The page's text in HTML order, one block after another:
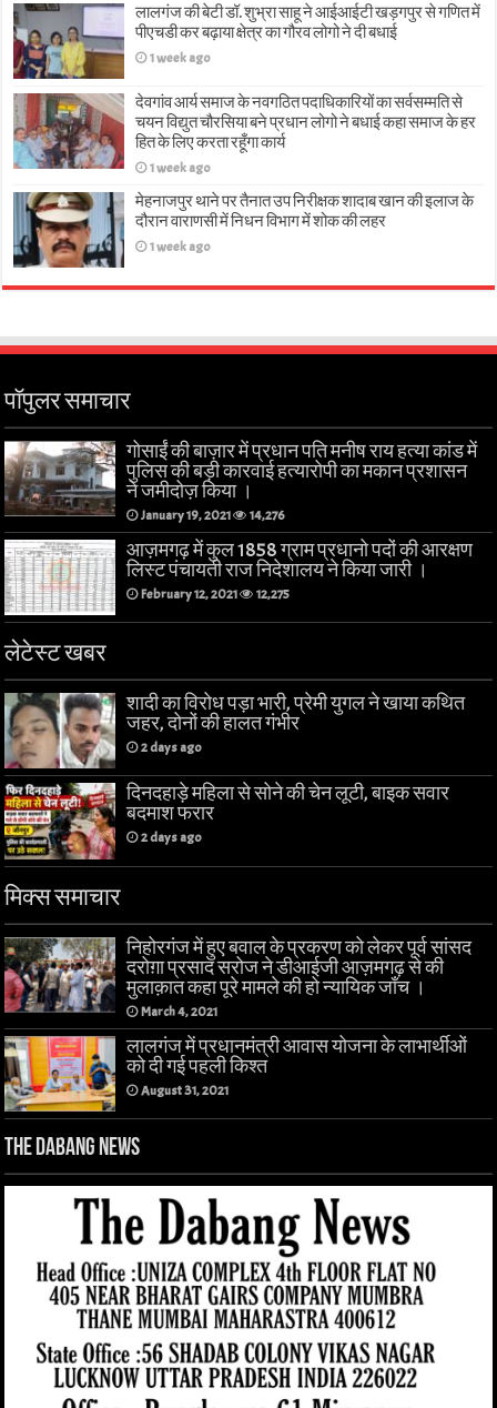
लालगंज की बेटी डॉ. शुभ्रा साहू ने आईआईटी खड़गपुर से गणित में
पीएचडी कर बढ़ाया क्षेत्र का गौरव लोगो ने दी बधाई
1 week ago
देवगांव आर्य समाज के नवगठित पदाधिकारियों का सर्वसम्मति से
चयन विद्युत चौरसिया बने प्रधान लोगो ने बधाई कहा समाज के हर
हित के लिए करता रहूँगा कार्य
1 week ago
मेहनाजपुर थाने पर तैनात उप निरीक्षक शादाब खान की इलाज के
दौरान वाराणसी में निधन विभाग में शोक की लहर
1 week ago
पॉपुलर समाचार
गोसाईं की बाज़ार में प्रधान पति मनीष राय हत्या कांड में
पुलिस की बड़ी कारवाई हत्यारोपी का मकान प्रशासन
ने जमीदोज़ किया ।
January 19, 2021 14,276
आज़मगढ़ में कुल 1858 ग्राम प्रधानो पदों की आरक्षण
लिस्ट पंचायती राज निदेशालय ने किया जारी ।
February 12, 2021 12,275
लेटेस्ट खबर
शादी का विरोध पड़ा भारी, प्रेमी युगल ने खाया कथित
जहर, दोनों की हालत गंभीर
2 days ago
दिनदहाड़े महिला से सोने की चेन लूटी, बाइक सवार
बदमाश फरार
2 days ago
मिक्स समाचार
निहोरगंज में हुए बवाल के प्रकरण को लेकर पूर्व सांसद
दरोग़ा प्रसाद सरोज ने डीआईजी आज़मगढ़ से की
मुलाक़ात कहा पूरे मामले की हो न्यायिक जाँच ।
March 4, 2021
लालगंज में प्रधानमंत्री आवास योजना के लाभार्थीओं
को दी गई पहली किश्त
August 31, 2021
The Dabang News